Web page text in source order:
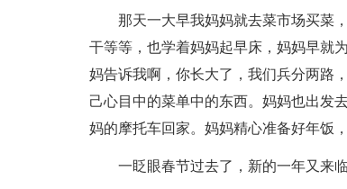
那天一大早我妈妈就去菜市场买菜
干等等，也学着妈妈起早床，妈妈早就
妈告诉我啊，你长大了，我们兵分两路
己心目中的菜单中的东西。妈妈也出发
妈的摩托车回家。妈妈精心准备好年饭
一眨眼春节过去了，新的一年又来